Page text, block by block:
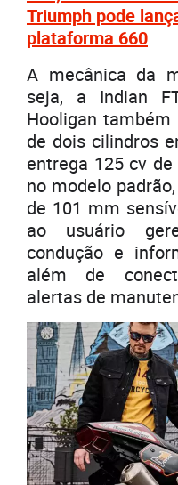
Triumph pode
plataforma 660
A mecânica da
seja, a Indian
Hooligan
de dois cilindros
entrega 125 cv
no modelo
de 101 mm
ao usuário
condução e
além de
alertas de